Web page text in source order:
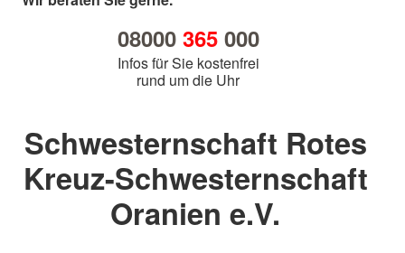
08000 365000
Infos für Sie kostenfrei
rund um die Uhr
Schwesternschaft Rotes
Kreuz-Schwesternschaft
Oranien e.V.